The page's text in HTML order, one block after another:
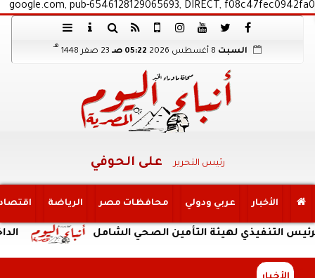
google.com, pub-6546128129065693, DIRECT, f08c47fec0942fa0
السبت 05:22 صـ 23 صفر 1448
هـ
رئيس التحرير على الحوفي
الأخبار عربي ودولي محافظات مصر الرياضة
الداخلية: لهيئة التأمين الصحي الشامل